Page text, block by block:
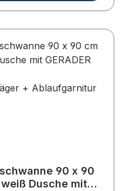
90 x 90
Dusche mit